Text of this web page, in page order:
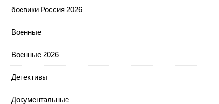
боевики Россия 2026
Военные
Военные 2026
Детективы
Документальные